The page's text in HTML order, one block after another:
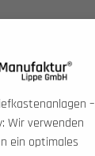
–
Wir verwenden
ein optimales